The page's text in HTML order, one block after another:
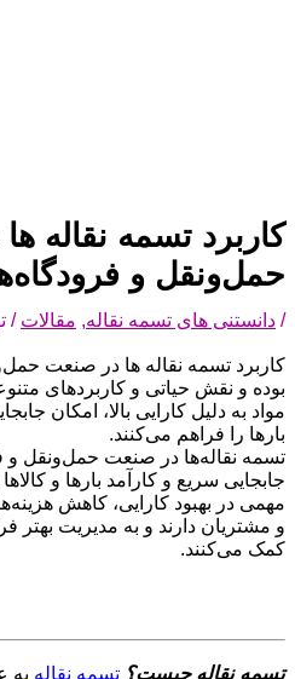
کاربرد تسمه نقاله
حمل‌ونقل و
/ دانستنی های تسمه نقاله, مقالات /
کاربرد تسمه نقاله ها در صنعت
بوده و نقش حیاتی و کاربردهای
مواد به دلیل کارایی بالا، امکان
بارها را فراهم می‌کنند.
تسمه نقاله‌ها در صنعت حمل‌ونقل و
جابجایی سریع و کارآمد بارها و
مهمی در بهبود کارایی، کاهش
و مشتریان دارند و به مدیریت بهتر
کمک می‌کنند.
تسمه نقاله چیست؟ تسمه نقاله به